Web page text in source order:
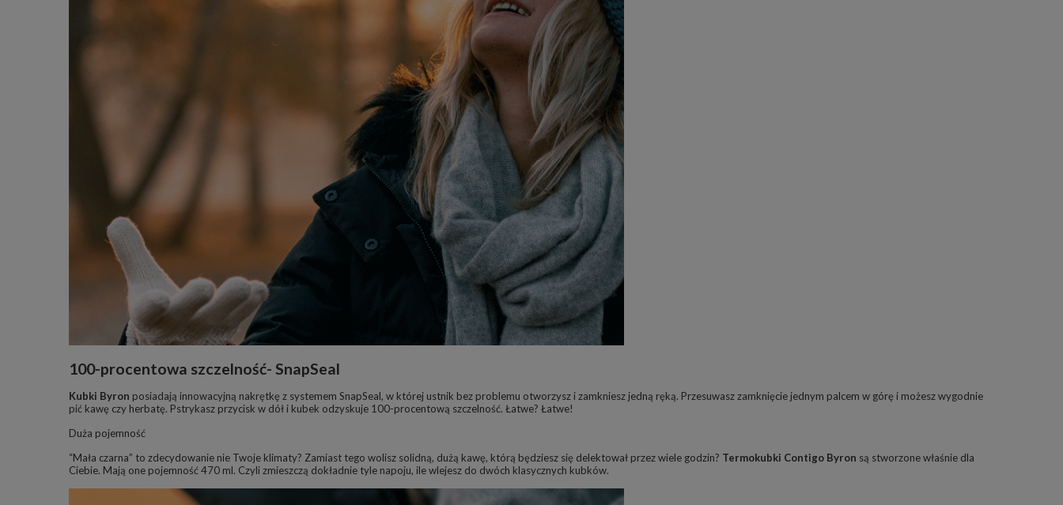
100-procentowa szczelność- SnapSeal
Kubki Byron posiadają innowacyjną nakrętkę z systemem SnapSeal, w której ustnik bez problemu otworzysz i zamkniesz jedną ręką. Przesuwasz zamknięcie jednym palcem w górę i możesz wygodnie
pić kawę czy herbatę. Pstrykasz przycisk w dół i kubek odzyskuje 100-procentową szczelność. Łatwe? Łatwe!
Duża pojemność
“Mała czarna” to zdecydowanie nie Twoje klimaty? Zamiast tego wolisz solidną, dużą kawę, którą będziesz się delektował przez wiele godzin? Termokubki Contigo Byron są stworzone właśnie dla
Ciebie. Mają one pojemność 470 ml. Czyli zmieszczą dokładnie tyle napoju, ile wlejesz do dwóch klasycznych kubków.